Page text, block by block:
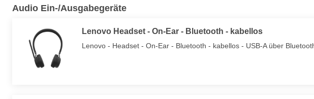
Audio Ein-/Ausgabegeräte
Lenovo Headset - On-Ear - Bluetooth - kabellos
Lenovo - Headset - On-Ear - Bluetooth - kabellos - USB-A über